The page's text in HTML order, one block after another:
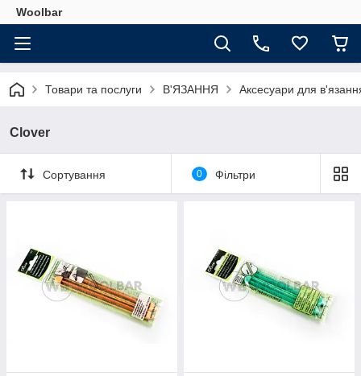
Woolbar
Товари та послуги В'ЯЗАННЯ Аксесуари для
Clover
Сортування 0 Фільтри